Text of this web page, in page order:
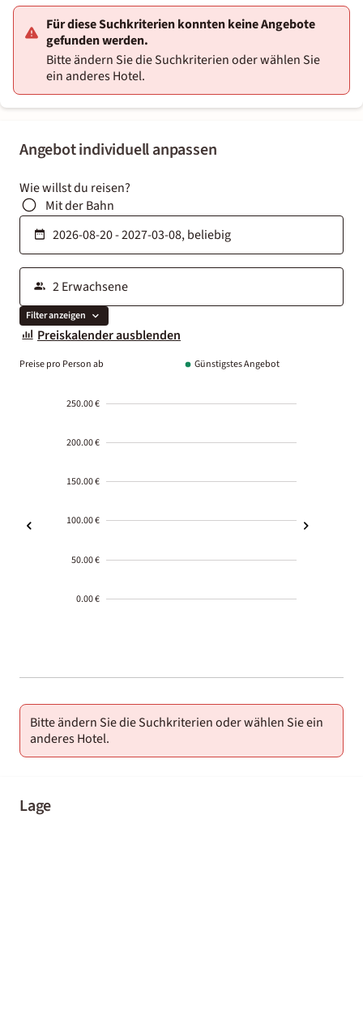
Angebot individuell anpassen
Wie willst du reisen?
Mit der Bahn
Filter anzeigen
Preiskalender ausblenden
Preise pro Person ab Günstigstes Angebot
250.00 €
200.00 €
150.00 €
100.00 €
50.00 €
0.00 €
01-02
Bitte ändern Sie die Suchkriterien oder wählen Sie ein
anderes Hotel.
Lage
Für diese Suchkriterien konnten keine Angebote
gefunden werden.
Bitte ändern Sie die Suchkriterien oder wählen Sie
ein anderes Hotel.